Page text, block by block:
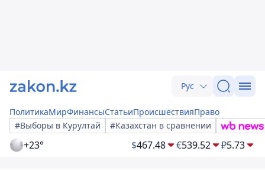
Рус
ПолитикаМирФинансыСтатьиПроисшествияПраво
#Выборы в Курултай
#Казахстан в сравнении
+23° $467.48 €539.52 ₽5.73